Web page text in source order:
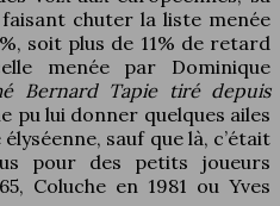
chuter la liste menée
soit plus de 11% de retard
menée par Dominique
Bernard Tapie tiré depuis
pu lui donner quelques ailes
sauf que là, c’était
pour des petits joueurs
Coluche en 1981 ou Yves